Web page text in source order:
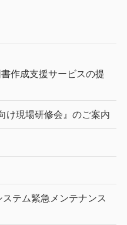
作成支援サービスの提
け現場研修会』のご案内
ステム緊急メンテナンス